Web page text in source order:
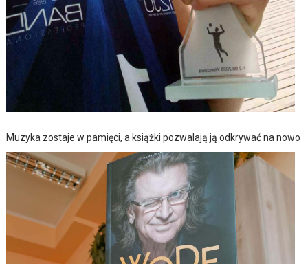
Muzyka zostaje w pamięci, a książki pozwalają ją odkrywać na nowo